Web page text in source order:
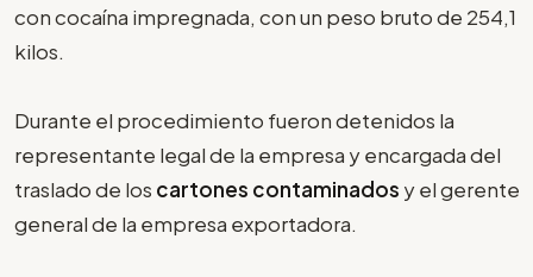
con cocaína impregnada, con un peso bruto de 254,1
kilos.
Durante el procedimiento fueron detenidos la
representante legal de la empresa y encargada del
traslado de los cartones contaminados y el gerente
general de la empresa exportadora.